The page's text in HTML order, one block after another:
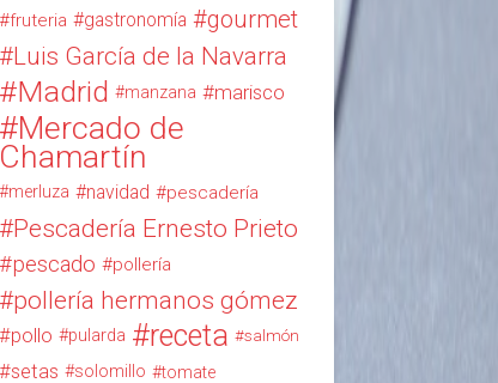
fruteria gastronomía gourmet
Luis García de la Navarra
Madrid manzana marisco
Mercado de
Chamartín
merluza navidad pescadería
Pescadería Ernesto Prieto
pescado pollería
pollería hermanos gómez
pollo pularda receta salmón
setas solomillo tomate